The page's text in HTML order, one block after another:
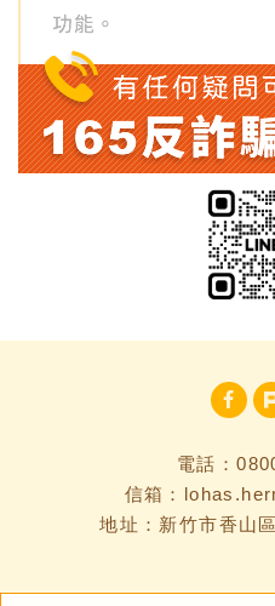
電話：
信箱：
地址：新竹市香山